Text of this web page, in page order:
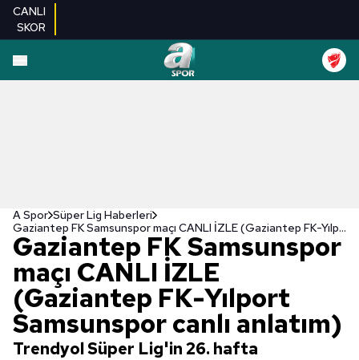
CANLI
SKOR
A Spor Süper Lig Haberleri
Gaziantep FK Samsunspor maçı CANLI İZLE (Gaziantep FK-Yılport Samsunspor canlı anlatım)
Gaziantep FK Samsunspor
maçı CANLI İZLE
(Gaziantep FK-Yılport
Samsunspor canlı anlatım)
Trendyol Süper Lig'in 26. hafta